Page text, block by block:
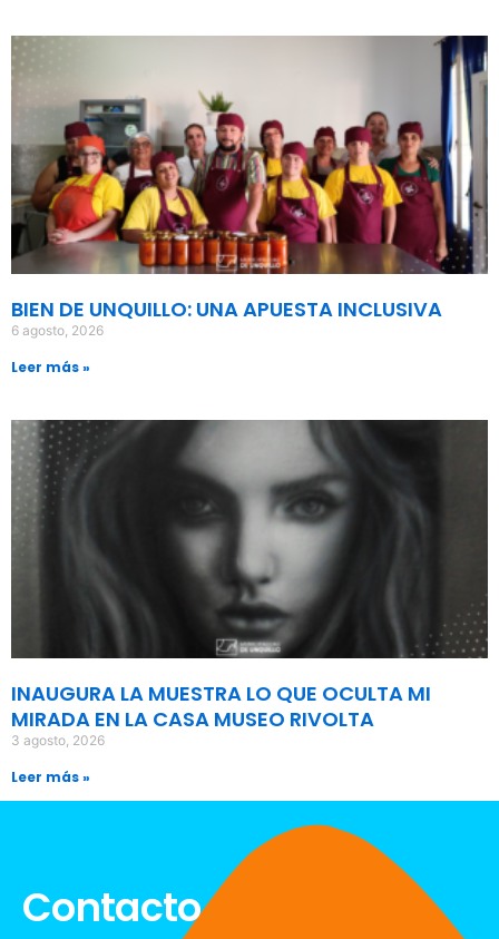
BIEN DE UNQUILLO: UNA APUESTA INCLUSIVA
6 agosto, 2026
Leer más »
INAUGURA LA MUESTRA LO QUE OCULTA MI
MIRADA EN LA CASA MUSEO RIVOLTA
3 agosto, 2026
Leer más »
Contacto